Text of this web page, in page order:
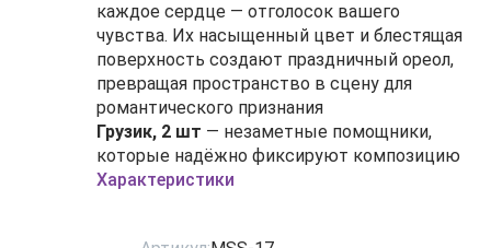
каждое сердце — отголосок вашего
чувства. Их насыщенный цвет и блестящая
поверхность создают праздничный ореол,
превращая пространство в сцену для
романтического признания
Грузик, 2 шт — незаметные помощники,
которые надёжно фиксируют композицию
Характеристики